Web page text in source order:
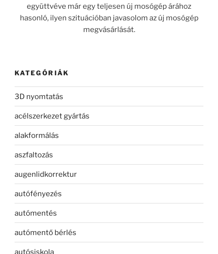
együttvéve már egy teljesen új mosógép árához
hasonló, ilyen szituációban javasolom az új mosógép
megvásárlását.
KATEGÓRIÁK
3D nyomtatás
acélszerkezet gyártás
alakformálás
aszfaltozás
augenlidkorrektur
autófényezés
autómentés
autómentő bérlés
autósiskola